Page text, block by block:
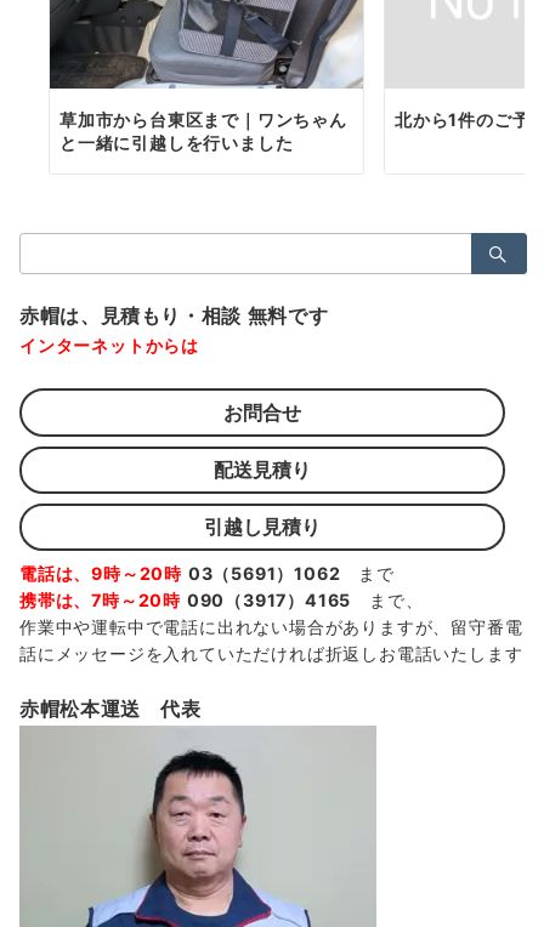
草加市から台東区まで｜ワンちゃん
と一緒に引越しを行いました
北から1件のご予
索：
赤帽は、見積もり・相談 無料です
インターネットからは
お問合せ
配送見積り
引越し見積り
電話は、9時～20時 03（5691）1062 まで
携帯は、7時～20時 090（3917）4165 まで、
作業中や運転中で電話に出れない場合がありますが、留守番電
話にメッセージを入れていただければ折返しお電話いたします
赤帽松本運送 代表